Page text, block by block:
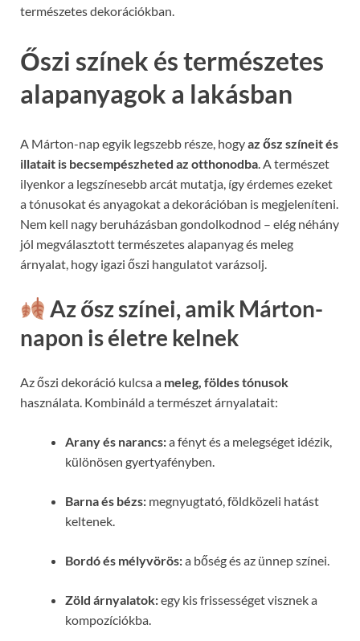
természetes dekorációkban.
Őszi színek és természetes
alapanyagok a lakásban
A Márton-nap egyik legszebb része, hogyaz ősz színeit és
illatait is becsempészheted az otthonodba . A természet
ilyenkor a legszínesebb arcát mutatja, így érdemes ezeket
a tónusokat és anyagokat a dekorációban is megjeleníteni.
Nem kell nagy beruházásban gondolkodnod – elég néhány
jól megválasztott természetes alapanyag és meleg
árnyalat, hogy igazi őszi hangulatot varázsolj.
Az ősz színei, amik Márton-
napon is életre kelnek
Az őszi dekoráció kulcsa a meleg, földes tónusok
használata. Kombináld a természet árnyalatait:
Arany és narancs:a fényt és a melegséget idézik,
különösen gyertyafényben.
Barna és bézs: megnyugtató, földközeli hatást
keltenek.
Bordó és mélyvörös:a bőség és az ünnep színei.
Zöld árnyalatok:egy kis frissességet visznek a
kompozíciókba.